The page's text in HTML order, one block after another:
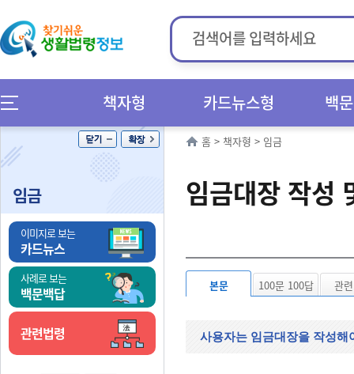
책자형 카드뉴스형 백
임금
이미지로 보는
카드뉴스
사례로 보는
백문백답
관련법령
홈 > 책자형 > 임금
임금대장 작성
본문 100문 100답 관
사용자는 임금대장을 작성해